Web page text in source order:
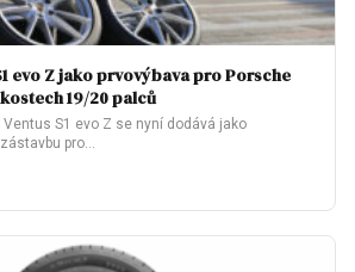
evo Z jako prvovýbava pro Porsche
19/20 palců
Ventus S1 evo Z se nyní dodává jako
pro…